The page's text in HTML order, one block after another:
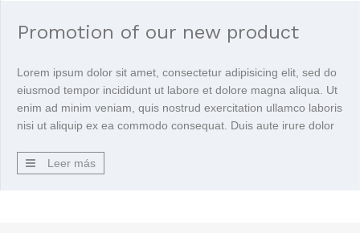
Promotion of our new product
Lorem ipsum dolor sit amet, consectetur adipisicing elit, sed do
eiusmod tempor incididunt ut labore et dolore magna aliqua. Ut
enim ad minim veniam, quis nostrud exercitation ullamco laboris
nisi ut aliquip ex ea commodo consequat. Duis aute irure dolor
consectetur adipisicing elit, sed do […]
Leer más